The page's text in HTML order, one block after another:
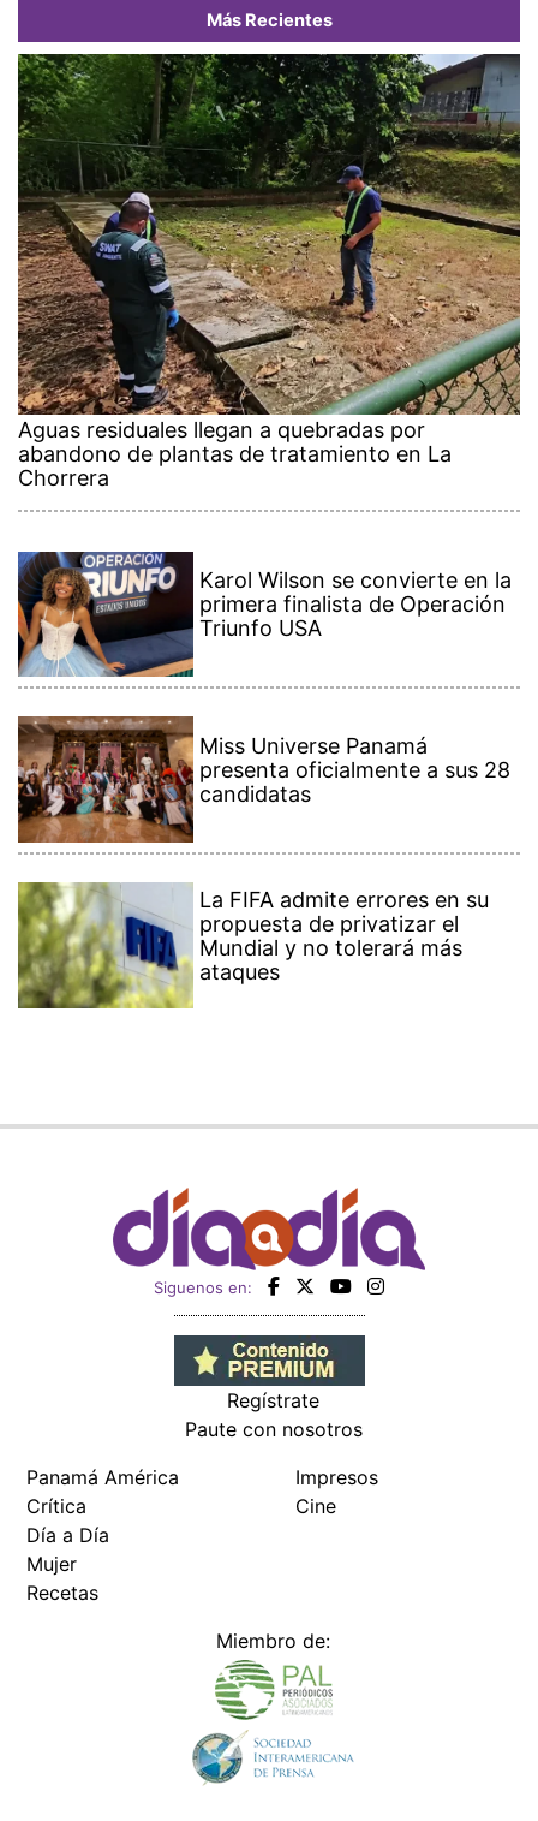
Más Recientes
Aguas residuales llegan a quebradas por
abandono de plantas de tratamiento en La
Chorrera
Karol Wilson se convierte en la
primera finalista de Operación
Triunfo USA
Miss Universe Panamá
presenta oficialmente a sus 28
candidatas
La FIFA admite errores en su
propuesta de privatizar el
Mundial y no tolerará más
ataques
Siguenos en:
Regístrate
Paute con nosotros
Panamá América
Crítica
Día a Día
Mujer
Recetas
Impresos
Cine
Miembro de: